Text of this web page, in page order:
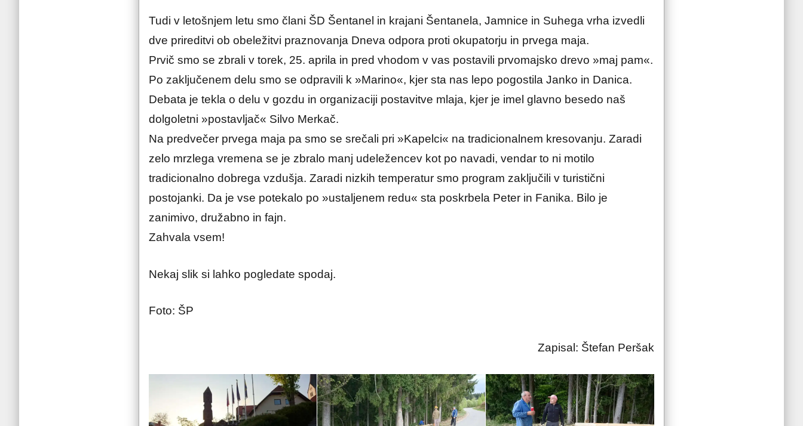
Tudi v letošnjem letu smo člani ŠD Šentanel in krajani Šentanela, Jamnice in Suhega vrha izvedli
dve prireditvi ob obeležitvi praznovanja Dneva odpora proti okupatorju in prvega maja.
Prvič smo se zbrali v torek, 25. aprila in pred vhodom v vas postavili prvomajsko drevo »maj pam«.
Po zaključenem delu smo se odpravili k »Marino«, kjer sta nas lepo pogostila Janko in Danica.
Debata je tekla o delu v gozdu in organizaciji postavitve mlaja, kjer je imel glavno besedo naš
dolgoletni »postavljač« Silvo Merkač.
Na predvečer prvega maja pa smo se srečali pri »Kapelci« na tradicionalnem kresovanju. Zaradi
zelo mrzlega vremena se je zbralo manj udeležencev kot po navadi, vendar to ni motilo
tradicionalno dobrega vzdušja. Zaradi nizkih temperatur smo program zaključili v turistični
postojanki. Da je vse potekalo po »ustaljenem redu« sta poskrbela Peter in Fanika. Bilo je
zanimivo, družabno in fajn.
Zahvala vsem!
Nekaj slik si lahko pogledate spodaj.
Foto: ŠP
Zapisal: Štefan Peršak